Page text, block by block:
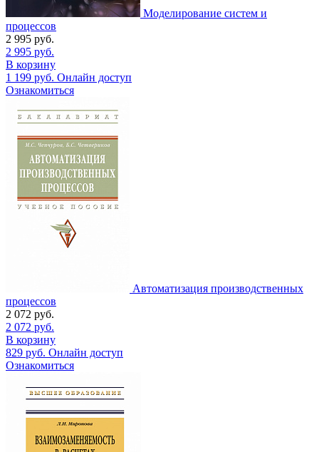
Моделирование систем и
процессов
2 995 руб.
2 995 руб.
В корзину
1 199 руб. Онлайн доступ
Ознакомиться
Автоматизация производственных
процессов
2 072 руб.
2 072 руб.
В корзину
829 руб. Онлайн доступ
Ознакомиться